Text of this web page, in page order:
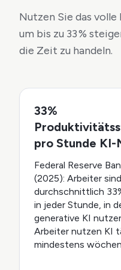
Nutzen Sie das
um bis zu 33 %
die Zeit zu handeln.
33%
pro Stunde KI-
Federal Reserve
(2025): Arbeiter sind
durchschnittlich
in jeder Stunde, in
generative KI
Arbeiter nutzen KI
mindestens